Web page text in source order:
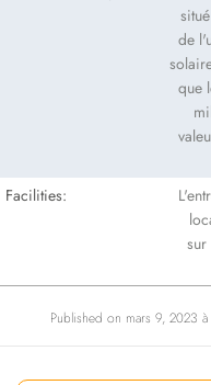
de
que
Facilities:
Published on mars 9, 2023